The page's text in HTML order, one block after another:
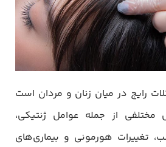
رایج در میان زنان و مردان است
مختلفی از جمله عوامل ژنتیکی،
تغییرات هورمونی و بیماری‌های